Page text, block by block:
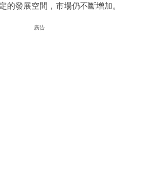
的發展空間，市場仍不斷增加。
廣告